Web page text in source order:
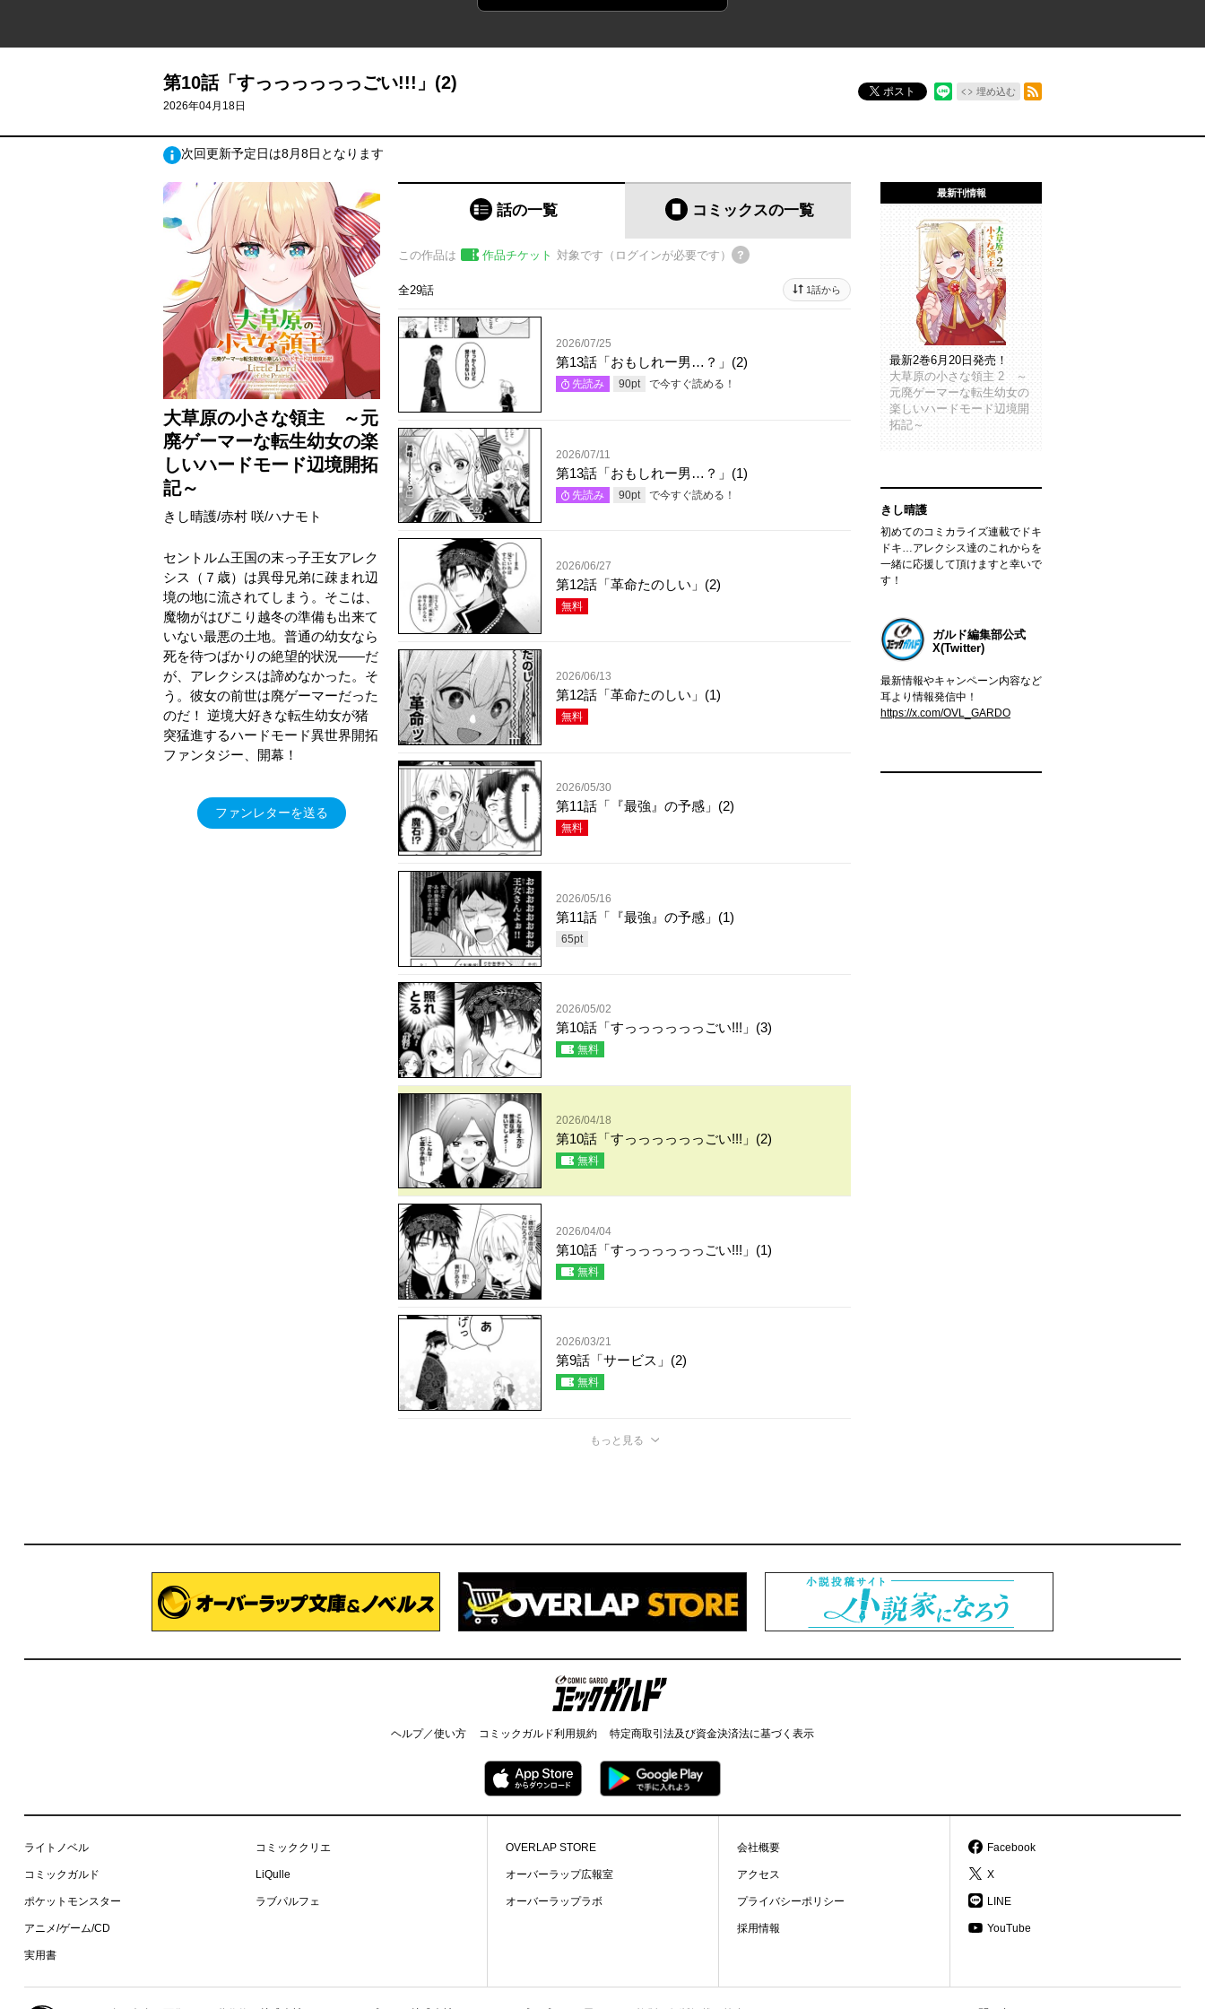
第10話「すっっっっっっごい!!!」(2)
2026年04月18日
ポスト 埋め込む
次回更新予定日は8月8日となります
大草原の小さな領主 ～元
廃ゲーマーな転生幼女の楽
しいハードモード辺境開拓
記～
きし晴護/赤村 咲/ハナモト
セントルム王国の末っ子王女アレク
シス（７歳）は異母兄弟に疎まれ辺
境の地に流されてしまう。そこは、
魔物がはびこり越冬の準備も出来て
いない最悪の土地。普通の幼女なら
死を待つばかりの絶望的状況――だ
が、アレクシスは諦めなかった。そ
う。彼女の前世は廃ゲーマーだった
のだ！ 逆境大好きな転生幼女が猪
突猛進するハードモード異世界開拓
ファンタジー、開幕！
ファンレターを送る
話の一覧 コミックスの一覧
この作品は 作品チケット 対象です（ログインが必要です）
全29話 1話から
2026/07/25
第13話「おもしれー男…？」(2)
先読み 90pt で今すぐ読める！
2026/07/11
第13話「おもしれー男…？」(1)
先読み 90pt で今すぐ読める！
2026/06/27
第12話「革命たのしい」(2)
無料
2026/06/13
第12話「革命たのしい」(1)
無料
2026/05/30
第11話「『最強』の予感」(2)
無料
2026/05/16
第11話「『最強』の予感」(1)
65pt
2026/05/02
第10話「すっっっっっっごい!!!」(3)
無料
2026/04/18
第10話「すっっっっっっごい!!!」(2)
無料
2026/04/04
第10話「すっっっっっっごい!!!」(1)
無料
2026/03/21
第9話「サービス」(2)
無料
もっと見る
最新刊情報
最新2巻6月20日発売！
大草原の小さな領主 2 ～
元廃ゲーマーな転生幼女の
楽しいハードモード辺境開
拓記～
きし晴護
初めてのコミカライズ連載でドキ
ドキ…アレクシス達のこれからを
一緒に応援して頂けますと幸いで
す！
ガルド編集部公式
X(Twitter)
最新情報やキャンペーン内容など
耳より情報発信中！
https://x.com/OVL_GARDO
コミックガルド
ヘルプ／使い方 コミックガルド利用規約 特定商取引法及び資金決済法に基づく表示
ライトノベル
コミックガルド
ポケットモンスター
アニメ/ゲーム/CD
実用書
コミッククリエ
LiQulle
ラブパルフェ
OVERLAP STORE
オーバーラップ広報室
オーバーラップラボ
会社概要
アクセス
プライバシーポリシー
採用情報
Facebook
X
LINE
YouTube